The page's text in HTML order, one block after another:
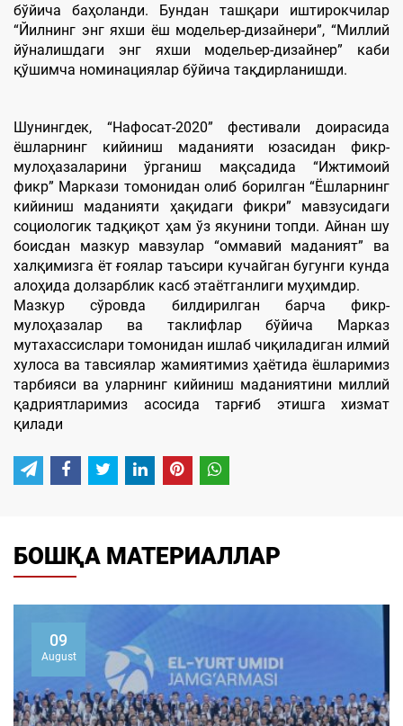
бўйича баҳоланди. Бундан ташқари иштирокчилар
“Йилнинг энг яхши ёш модельер-дизайнери”, “Миллий
йўналишдаги энг яхши модельер-дизайнер” каби
қўшимча номинациялар бўйича тақдирланишди.
Шунингдек, “Нафосат-2020” фестивали доирасида
ёшларнинг кийиниш маданияти юзасидан фикр-
мулоҳазаларини ўрганиш мақсадида “Ижтимоий
фикр” Маркази томонидан олиб борилган “Ёшларнинг
кийиниш маданияти ҳақидаги фикри” мавзусидаги
социологик тадқиқот ҳам ўз якунини топди. Айнан шу
боисдан мазкур мавзулар “оммавий маданият” ва
халқимизга ёт ғоялар таъсири кучайган бугунги кунда
алоҳида долзарблик касб этаётганлиги муҳимдир.
Мазкур сўровда билдирилган барча фикр-
мулоҳазалар ва таклифлар бўйича Марказ
мутахассислари томонидан ишлаб чиқиладиган илмий
хулоса ва тавсиялар жамиятимиз ҳаётида ёшларимиз
тарбияси ва уларнинг кийиниш маданиятини миллий
қадриятларимиз асосида тарғиб этишга хизмат
қилади
БОШҚА МАТЕРИАЛЛАР
07
August